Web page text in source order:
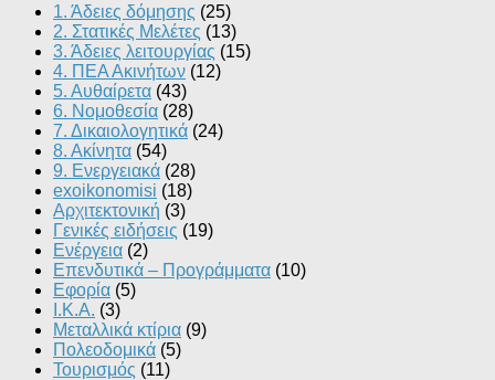
1. Άδειες δόμησης (25)
2. Στατικές Μελέτες (13)
3. Άδειες λειτουργίας (15)
4. ΠΕΑ Ακινήτων (12)
5. Αυθαίρετα (43)
6. Νομοθεσία (28)
7. Δικαιολογητικά (24)
8. Ακίνητα (54)
9. Ενεργειακά (28)
exoikonomisi (18)
Αρχιτεκτονική (3)
Γενικές ειδήσεις (19)
Ενέργεια (2)
Επενδυτικά – Προγράμματα (10)
Εφορία (5)
Ι.Κ.Α. (3)
Μεταλλικά κτίρια (9)
Πολεοδομικά (5)
Τουρισμός (11)